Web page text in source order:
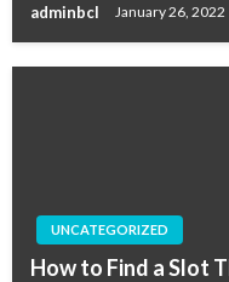
adminbcl January 26, 2022
UNCATEGORIZED
How to Find a Slot